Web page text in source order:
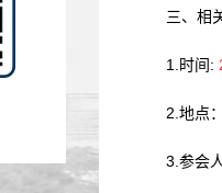
三、相
1.时间:
2.地点
3.参会